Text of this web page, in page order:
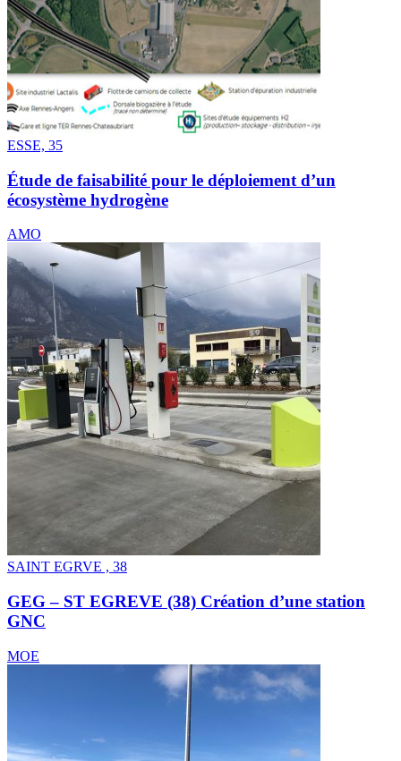
ESSE, 35
Étude de faisabilité pour le déploiement d’un
écosystème hydrogène
AMO
SAINT EGRVE , 38
GEG – ST EGREVE (38) Création d’une station
GNC
MOE